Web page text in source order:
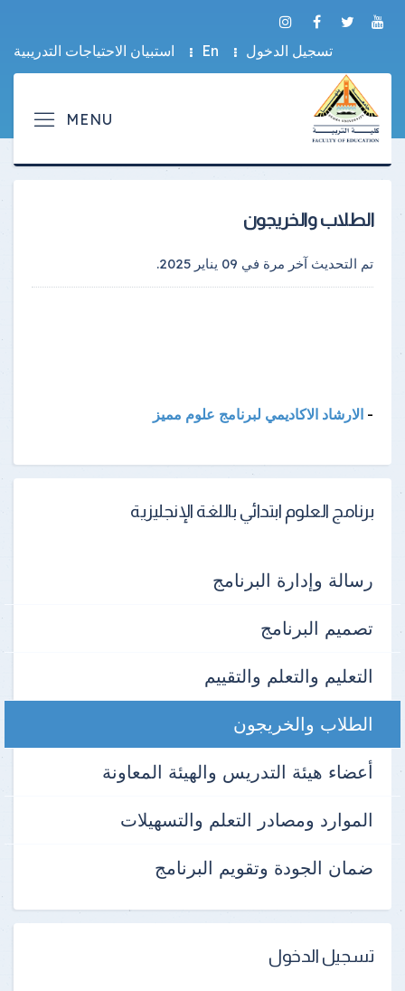
تسجيل الدخول En استبيان الاحتياجات التدريبية
الطلاب والخريجون
تم التحديث آخر مرة في 09 يناير 2025 .
- الارشاد الاكاديمي لبرنامج علوم مميز
برنامج العلوم ابتدائي باللغة الإنجليزية
رسالة وإدارة البرنامج
تصميم البرنامج
التعليم والتعلم والتقييم
الطلاب والخريجون
أعضاء هيئة التدريس والهيئة المعاونة
الموارد ومصادر التعلم والتسهيلات
ضمان الجودة وتقويم البرنامج
تسجيل الدخول